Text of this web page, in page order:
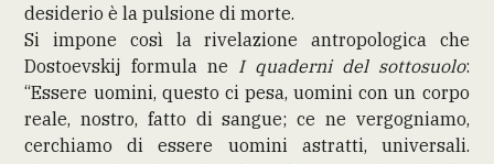
desiderio è la pulsione di morte.
Si impone così la rivelazione antropologica che
Dostoevskij formula ne I quaderni del sottosuolo:
“Essere uomini, questo ci pesa, uomini con un corpo
reale, nostro, fatto di sangue; ce ne vergogniamo,
cerchiamo di essere uomini astratti, universali.